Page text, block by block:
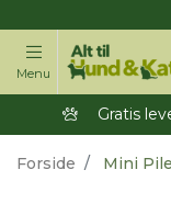
Menu
Gratis
Forside Mini